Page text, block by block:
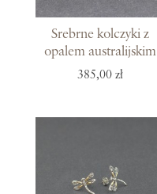
Srebrne kolczyki z
opalem australijskim
385,00 zł